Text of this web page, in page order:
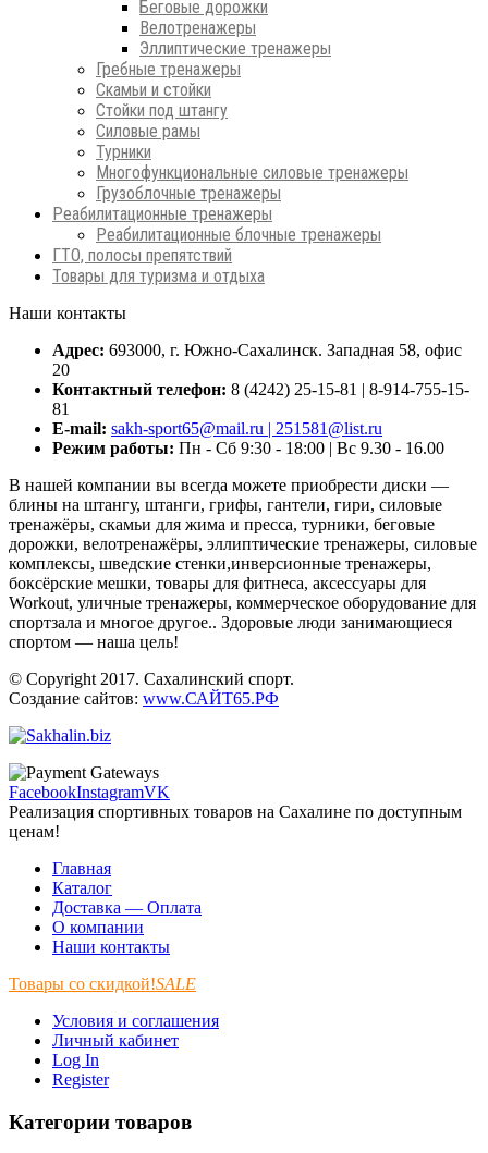
Беговые дорожки
Велотренажеры
Эллиптические тренажеры
Гребные тренажеры
Скамьи и стойки
Стойки под штангу
Силовые рамы
Турники
Многофункциональные силовые тренажеры
Грузоблочные тренажеры
Реабилитационные тренажеры
Реабилитационные блочные тренажеры
ГТО, полосы препятствий
Товары для туризма и отдыха
Наши контакты
Адрес: 693000, г. Южно-Сахалинск. Западная 58, офис
20
Контактный телефон: 8 (4242) 25-15-81 | 8-914-755-15-
81
E-mail: sakh-sport65@mail.ru | 251581@list.ru
Режим работы: Пн - Сб 9:30 - 18:00 | Вс 9.30 - 16.00
В нашей компании вы всегда можете приобрести диски —
блины на штангу, штанги, грифы, гантели, гири, силовые
тренажёры, скамьи для жима и пресса, турники, беговые
дорожки, велотренажёры, эллиптические тренажеры, силовые
комплексы, шведские стенки,инверсионные тренажеры,
боксёрские мешки, товары для фитнеса, аксессуары для
Workout, уличные тренажеры, коммерческое оборудование для
спортзала и многое другое.. Здоровые люди занимающиеся
спортом — наша цель!
© Copyright 2017. Сахалинский спорт.
Создание сайтов: www.САЙТ65.РФ
FacebookInstagramVK
Реализация спортивных товаров на Сахалине по доступным
ценам!
Главная
Каталог
Доставка — Оплата
О компании
Наши контакты
Товары со скидкой!SALE
Условия и соглашения
Личный кабинет
Log In
Register
Категории товаров